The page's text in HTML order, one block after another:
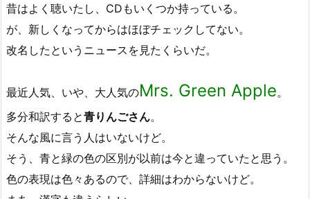
昔はよく聴いたし、CDもいくつか持っている。
が、新しくなってからはほぼチェックしてない。
改名したというニュースを見たくらいだ。
最近人気、いや、大人気のMrs. Green Apple。
多分和訳すると青りんごさん。
そんな風に言う人はいないけど。
そう、青と緑の色の区別が以前は今と違っていたと思う。
色の表現は色々あるので、詳細はわからないけど。